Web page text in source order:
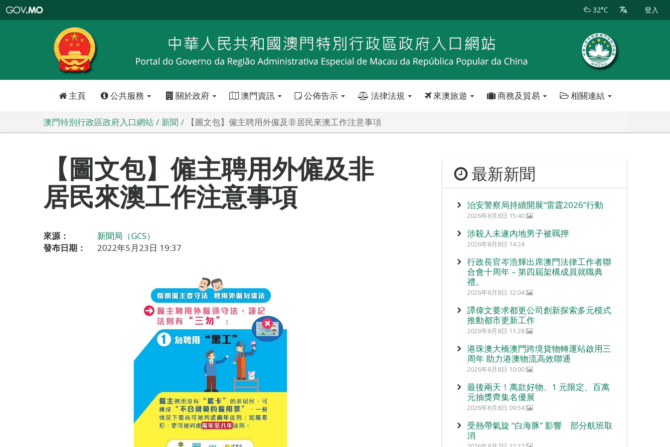
特
政
區
政
口
32°C 登入
主頁 公共服務 關於政府 澳門資訊 公佈告示 法律法規 來澳旅遊 商務及貿易 相關連結
澳門特別行政區政府入口網站 新聞 【圖文包】僱主聘用外僱及非居民來澳工作注意事項
【圖文包】僱主聘用外僱及非
居民來澳工作注意事項
來源：
新聞局（GCS）
發布日期：
2022年5月23日 19:37
最新新聞
治安警察局持續開展“雷霆2026”行動
2026年8月8日 15:40
涉殺人未遂內地男子被羈押
2026年8月8日 14:24
行政長官岑浩輝出席澳門法律工作者聯
合會十周年 – 第四屆架構成員就職典
禮。
2026年8月8日 12:04
譚偉文要求都更公司創新探索多元模式
推動都市更新工作
2026年8月8日 11:28
港珠澳大橋澳門跨境貨物轉運站啟用三
周年 助力港澳物流高效聯通
2026年8月8日 10:00
最後兩天！萬款好物、1 元限定、百萬
元抽獎齊集名優展
2026年8月8日 09:54
受熱帶氣旋 “白海豚” 影響 部分航班取
消